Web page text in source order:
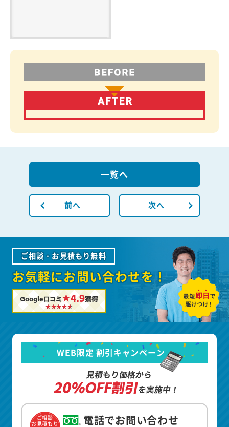
前へ
一覧へ
次へ
ご相談・お見積もり無料
お気軽にお問い合わせを！
Google口コミ★4.9獲得
WEB限定 割引キャンペーン
見積もり価格から
20%OFF割引を実施中！
ご相談
お見積もり
電話でお問い合わせ